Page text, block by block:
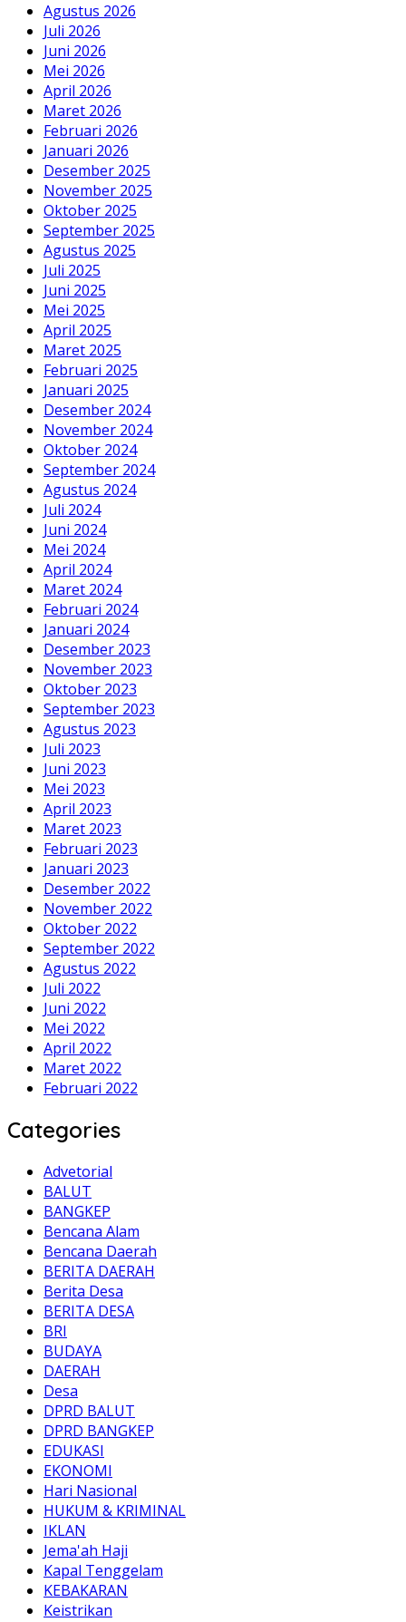
Agustus 2026
Juli 2026
Juni 2026
Mei 2026
April 2026
Maret 2026
Februari 2026
Januari 2026
Desember 2025
November 2025
Oktober 2025
September 2025
Agustus 2025
Juli 2025
Juni 2025
Mei 2025
April 2025
Maret 2025
Februari 2025
Januari 2025
Desember 2024
November 2024
Oktober 2024
September 2024
Agustus 2024
Juli 2024
Juni 2024
Mei 2024
April 2024
Maret 2024
Februari 2024
Januari 2024
Desember 2023
November 2023
Oktober 2023
September 2023
Agustus 2023
Juli 2023
Juni 2023
Mei 2023
April 2023
Maret 2023
Februari 2023
Januari 2023
Desember 2022
November 2022
Oktober 2022
September 2022
Agustus 2022
Juli 2022
Juni 2022
Mei 2022
April 2022
Maret 2022
Februari 2022
Categories
Advetorial
BALUT
BANGKEP
Bencana Alam
Bencana Daerah
BERITA DAERAH
Berita Desa
BERITA DESA
BRI
BUDAYA
DAERAH
Desa
DPRD BALUT
DPRD BANGKEP
EDUKASI
EKONOMI
Hari Nasional
HUKUM & KRIMINAL
IKLAN
Jema'ah Haji
Kapal Tenggelam
KEBAKARAN
Keistrikan